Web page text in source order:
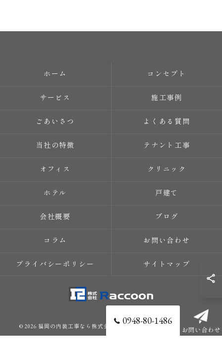
0948-80-1486
お問い合わせ
ホーム コンセプト
サービス 施工事例
ごあいさつ よくある質問
当社の特徴 テナント工事
オフィス クリニック
ホテル 戸建て
会社概要 ブログ
コラム お問い合わせ
プライバシーポリシー サイトマップ
© 2026 福岡の内装工事なら株式会社Raccoon ALL RIGHTS RESERVED.